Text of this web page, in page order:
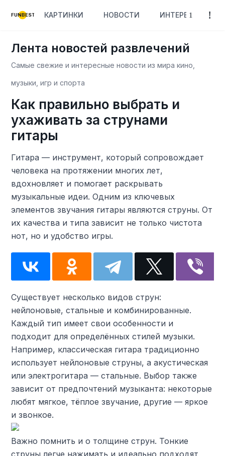
FUNBEST КАРТИНКИ НОВОСТИ ИНТЕРЕСНОЕ
Лента новостей развлечений
Самые свежие и интересные новости из мира кино,
музыки, игр и спорта
Как правильно выбрать и
ухаживать за струнами
гитары
Гитара — инструмент, который сопровождает
человека на протяжении многих лет,
вдохновляет и помогает раскрывать
музыкальные идеи. Одним из ключевых
элементов звучания гитары являются струны. От
их качества и типа зависит не только чистота
нот, но и удобство игры.
Существует несколько видов струн:
нейлоновые, стальные и комбинированные.
Каждый тип имеет свои особенности и
подходит для определённых стилей музыки.
Например, классическая гитара традиционно
использует нейлоновые струны, а акустическая
или электрогитара — стальные. Выбор также
зависит от предпочтений музыканта: некоторые
любят мягкое, тёплое звучание, другие — яркое
и звонкое.
Важно помнить и о толщине струн. Тонкие
струны легче нажимать и идеально подходят